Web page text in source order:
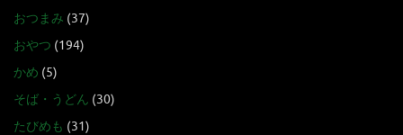
おつまみ (37)
おやつ (194)
かめ (5)
そば・うどん (30)
たびめも (31)